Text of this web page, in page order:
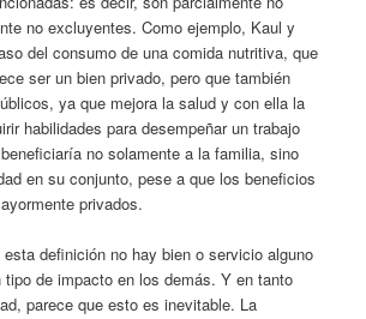
no excluyentes. Como ejemplo, Kaul y
del consumo de una comida nutritiva, que
ser un bien privado, pero que también
ya que mejora la salud y con ella la
habilidades para desempeñar un trabajo
no solamente a la familia, sino
en su conjunto, pese a que los beneficios
privados.
definición no hay bien o servicio alguno
tipo de impacto en los demás. Y en tanto
parece que esto es inevitable. La